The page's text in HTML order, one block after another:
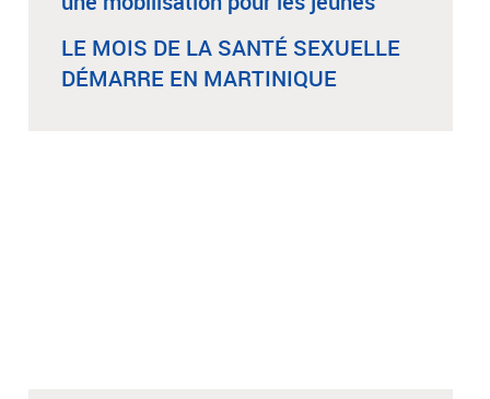
LE MOIS DE LA SANTÉ SEXUELLE
DÉMARRE EN MARTINIQUE